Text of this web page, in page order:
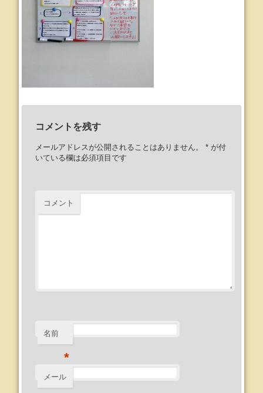
コメントを残す
メールアドレスが公開されることはありません。 *が付
いている欄は必須項目です
コメント
名前
*
メール